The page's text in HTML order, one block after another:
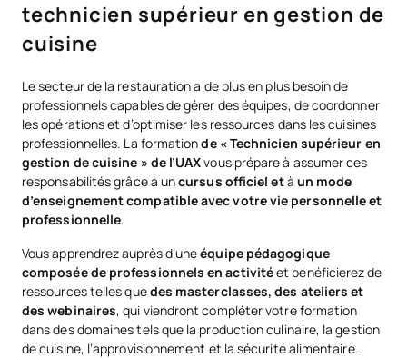
technicien supérieur en gestion de
cuisine
Le secteur de la restauration a de plus en plus besoin de
professionnels capables de gérer des équipes, de coordonner
les opérations et d’optimiser les ressources dans les cuisines
professionnelles. La formationde « Technicien supérieur en
gestion de cuisine » de l’UAXvous prépare à assumer ces
responsabilités grâce à uncursus officiel età un mode
d’enseignement compatible avec votre vie personnelle et
professionnelle.
Vous apprendrez auprès d’uneéquipe pédagogique
composée de professionnels en activitéet bénéficierez de
ressources telles quedes masterclasses, des ateliers et
des webinaires, qui viendront compléter votre formation
dans des domaines tels que la production culinaire, la gestion
de cuisine, l’approvisionnement et la sécurité alimentaire.